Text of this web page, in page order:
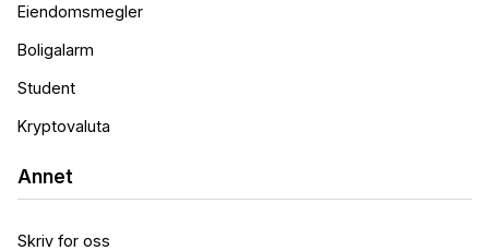
Eiendomsmegler
Boligalarm
Student
Kryptovaluta
Annet
Skriv for oss